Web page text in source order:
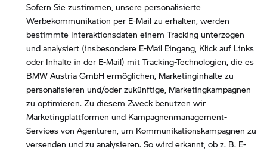
Sofern Sie zustimmen, unsere personalisierte
Werbekommunikation per E-Mail zu erhalten, werden
bestimmte Interaktionsdaten einem Tracking unterzogen
und analysiert (insbesondere E-Mail Eingang, Klick auf Links
oder Inhalte in der E-Mail) mit Tracking-Technologien, die es
BMW Austria GmbH ermöglichen, Marketinginhalte zu
personalisieren und/oder zukünftige, Marketingkampagnen
zu optimieren. Zu diesem Zweck benutzen wir
Marketingplattformen und Kampagnenmanagement-
Services von Agenturen, um Kommunikationskampagnen zu
versenden und zu analysieren. So wird erkannt, ob z. B. E-